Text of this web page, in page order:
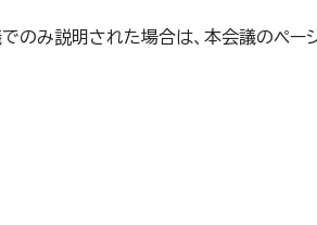
のみ説明された場合は、本会議のペー